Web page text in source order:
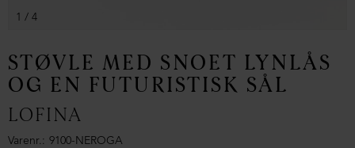
1 / 4
STØVLE MED SNOET LYNLÅS
OG EN FUTURISTISK SÅL
LOFINA
Varenr. 9100-NEROGA